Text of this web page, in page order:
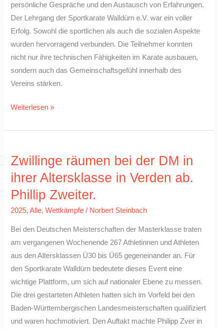
persönliche Gespräche und den Austausch von Erfahrungen.
Der Lehrgang der Sportkarate Walldürn e.V. war ein voller
Erfolg. Sowohl die sportlichen als auch die sozialen Aspekte
wurden hervorragend verbunden. Die Teilnehmer konnten
nicht nur ihre technischen Fähigkeiten im Karate ausbauen,
sondern auch das Gemeinschaftsgefühl innerhalb des
Vereins stärken.
Weiterlesen »
Zwillinge räumen bei der DM in
ihrer Altersklasse in Verden ab.
Phillip Zweiter.
2025,Alle,Wettkämpfe / Norbert Steinbach
Bei den Deutschen Meisterschaften der Masterklasse traten
am vergangenen Wochenende 267 Athletinnen und Athleten
aus den Altersklassen Ü30 bis Ü65 gegeneinander an. Für
den Sportkarate Walldürn bedeutete dieses Event eine
wichtige Plattform, um sich auf nationaler Ebene zu messen.
Die drei gestarteten Athleten hatten sich im Vorfeld bei den
Baden-Württembergischen Landesmeisterschaften qualifiziert
und waren hochmotiviert. Den Auftakt machte Philipp Zver in
räumen
bei
DM
in
ihrer
Verden
ab.
Phillip
Zweiter.